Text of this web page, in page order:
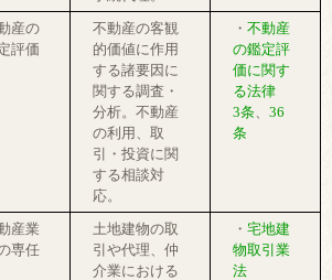
産の
評価
不動産の客観
的価値に作用
する諸要因に
関する調査・
分析。不動産
の利用、取
引・投資に関
する相談対
応。
・ 不動産
の鑑定評
価に関す
る法律
3条
36
条
産業
専任
土地建物の取
引や代理、仲
介業における
・ 宅地建
物取引業
法